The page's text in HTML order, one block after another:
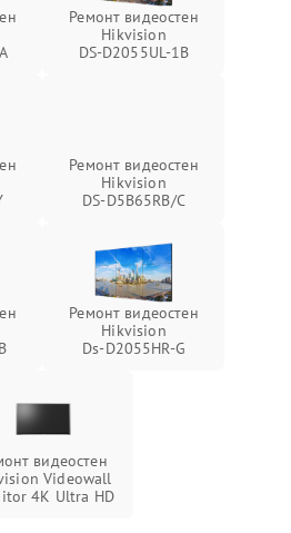
Ремонт видеостен
Hikvision
DS‑D2055UL‑1B
Ремонт видеостен
Hikvision
DS‑D5B65RB/C
Ремонт видеостен
Hikvision
Ds‑D2055HR‑G
видеостен
Videowall
4K Ultra HD